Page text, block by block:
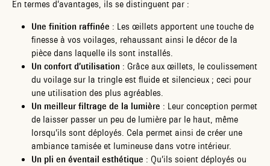
En termes d’avantages, ils se distinguent par :
Une finition raffinée : Les œillets apportent une touche de
finesse à vos voilages, rehaussant ainsi le décor de la
pièce dans laquelle ils sont installés.
Un confort d’utilisation : Grâce aux œillets, le coulissement
du voilage sur la tringle est fluide et silencieux ; ceci pour
une utilisation des plus agréables.
Un meilleur filtrage de la lumière : Leur conception permet
de laisser passer un peu de lumière par le haut, même
lorsqu’ils sont déployés. Cela permet ainsi de créer une
ambiance tamisée et lumineuse dans votre intérieur.
Un pli en éventail esthétique : Qu’ils soient déployés ou